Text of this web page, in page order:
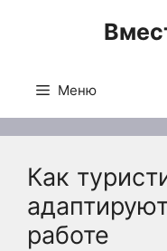
Меню
Как
работе